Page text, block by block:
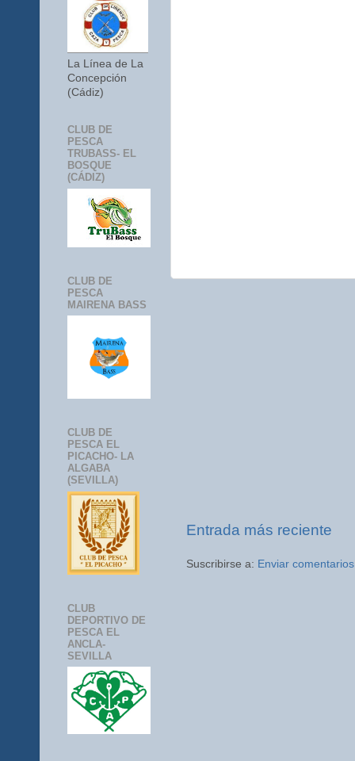
Entrada más reciente
Suscribirse a: Enviar
La Línea de La
Concepción
(Cádiz)
CLUB DE
PESCA
TRUBASS- EL
BOSQUE
(CÁDIZ)
CLUB DE
PESCA
MAIRENA BASS
CLUB DE
PESCA EL
PICACHO- LA
ALGABA
(SEVILLA)
CLUB
DEPORTIVO DE
PESCA EL
ANCLA-
SEVILLA